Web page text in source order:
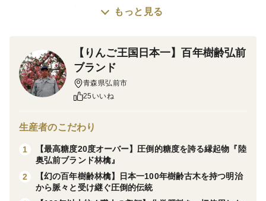
※こちらは、【2027年1月上旬】配送開始予定の先行予
※その年によってこのなりますが、およそ１月末～２月
頃になるとりんごの蜜が実に溶け込んできますので、写
真にあるような見た目的にコントラストが分かりにくく
はなく"実に溶け込んで一体化してくる現象となるので
この点ご了承の上ご購入下さい。
※こちらの商品はわずか1％ほどの超希少な林檎となり
ますので通常より発送期間を多く頂いております。早く
もっと見る
【りんご王国日本一】百年樹齢弘前
ブランド
青森県弘前市
25いいね
生産者のこだわり
1
【最高糖度20度オーバー】圧倒的糖度を誇る縁起物『陸
奥弘前ブランド林檎』
2
【幻の百年樹齢林檎】日本一100年樹齢古木を持つ明治
から脈々と受け継ぐ圧倒的伝統